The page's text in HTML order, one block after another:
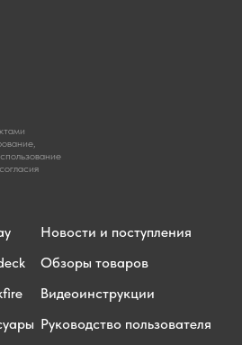
Новости и поступления
Обзоры товаров
Видеоинструкции
Руководство пользователя